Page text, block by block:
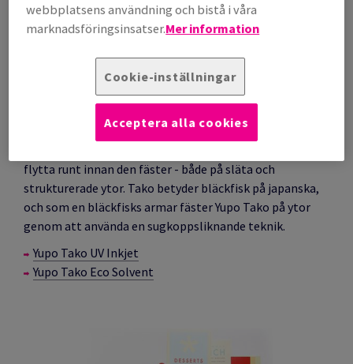
flytta runt innan den fäster - både på släta och
strukturerade ytor. Tako betyder bläckfisk på japanska,
och som en bläckfisks armar fäster Yupo Tako på ytor
genom att använda en sugkoppsliknande teknik.
Yupo Tako UV Inkjet
Yupo Tako Eco Solvent
webbplatsens användning och bistå i våra
marknadsföringsinsatser.Mer information
Cookie-inställningar
Acceptera alla cookies